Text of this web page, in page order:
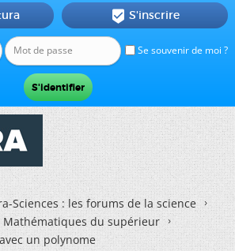
Se souvenir de moi ?
 S'inscrire
Sciences : les forums de la science
Mathématiques du supérieur
un polynome